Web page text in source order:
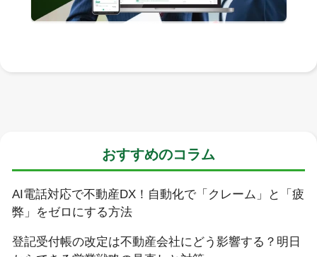
おすすめのコラム
AI電話対応で不動産DX！自動化で「クレーム」と「疲
弊」をゼロにする方法
登記受付帳の改定は不動産会社にどう影響する？明日